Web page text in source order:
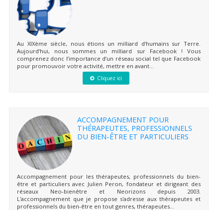
Au XIXème siècle, nous étions un milliard d’humains sur Terre.
Aujourd’hui, nous sommes un milliard sur Facebook ! Vous
comprenez donc l’importance d’un réseau social tel que Facebook
pour promouvoir votre activité, mettre en avant...
Cliquez ici
ACCOMPAGNEMENT POUR
THÉRAPEUTES, PROFESSIONNELS
DU BIEN-ÊTRE ET PARTICULIERS
Accompagnement pour les thérapeutes, professionnels du bien-
être et particuliers avec Julien Peron, fondateur et dirigeant des
réseaux Neo-bienêtre et Neorizons depuis 2003.
L'accompagnement que je propose s'adresse aux thérapeutes et
professionnels du bien-être en tout genres, thérapeutes...